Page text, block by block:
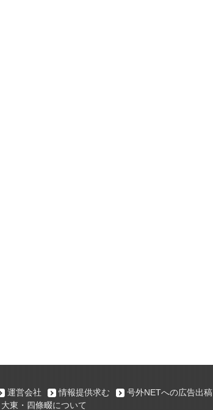
運営会社 情報提供求む 号外NETへの広告出稿
東・四條畷について